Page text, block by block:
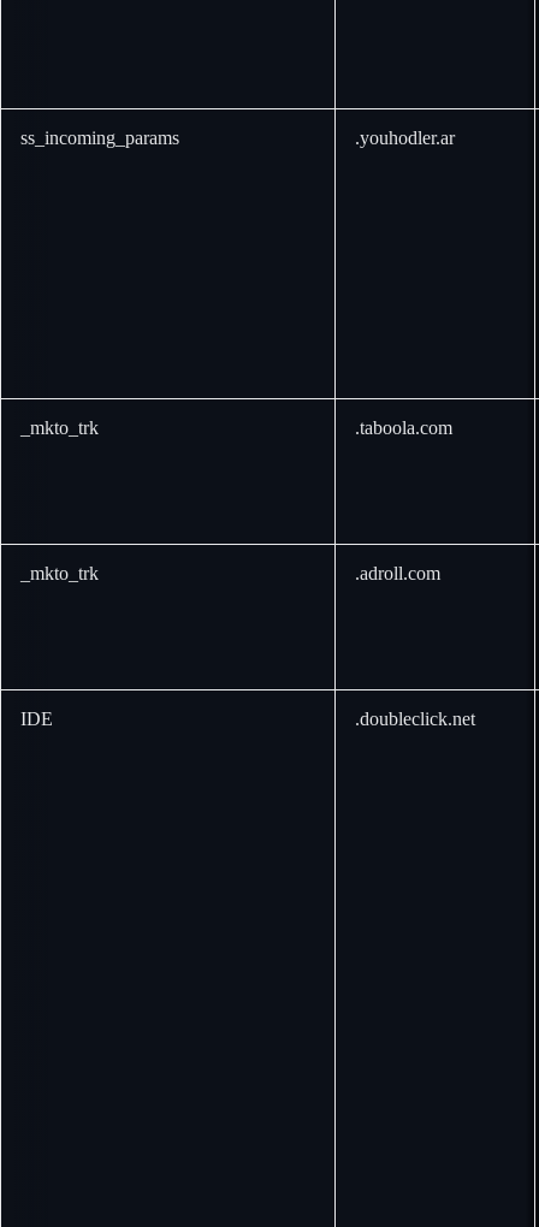
ss_incoming_params .youhodler.ar
_mkto_trk .taboola.com
_mkto_trk .adroll.com
IDE .doubleclick.net